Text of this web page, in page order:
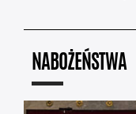
NABOŻEŃSTWA